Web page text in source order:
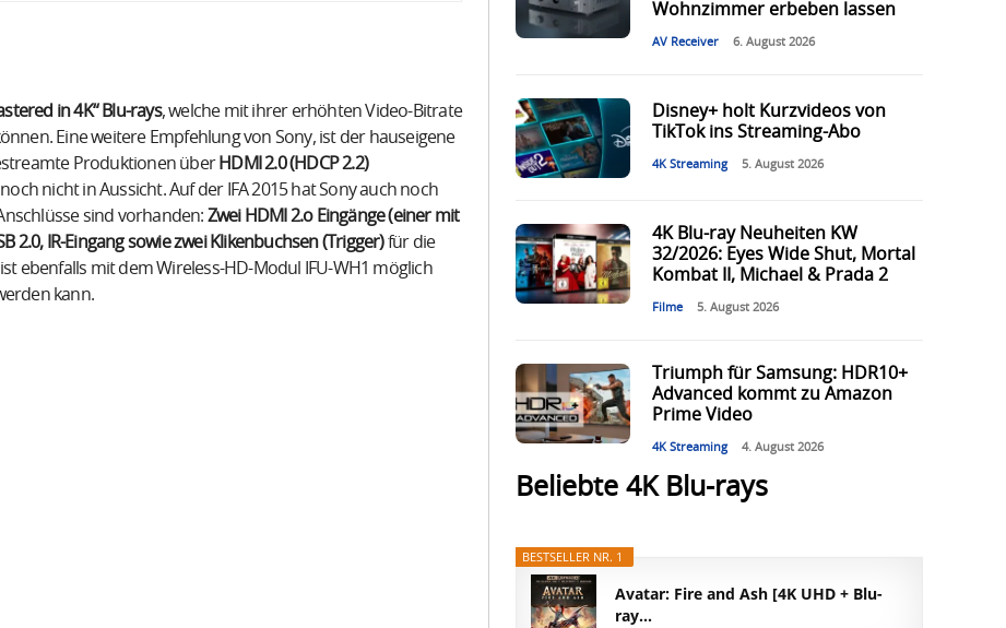
in 4K“ Blu-rays, welche mit ihrer erhöhten Video-Bitrate
Eine weitere Empfehlung von Sony, ist der hauseigene
Produktionen überHDMI 2.0 (HDCP 2.2)
nicht in Aussicht. Auf der IFA 2015 hat Sony auch noch
sind vorhanden: Zwei HDMI 2.o Eingänge (einer mit
2.0, IR-Eingang sowie zwei Klikenbuchsen (Trigger)für die
ebenfalls mit dem Wireless-HD-Modul IFU-WH1 möglich
kann.
Wohnzimmer erbeben lassen
AV Receiver 6. August 2026
Disney+ holt Kurzvideos von
TikTok ins Streaming-Abo
4K Streaming 5. August 2026
4K Blu-ray Neuheiten KW
32/2026: Eyes Wide Shut, Mortal
Kombat II, Michael & Prada 2
Filme 5. August 2026
Triumph für Samsung: HDR10+
Advanced kommt zu Amazon
Prime Video
4K Streaming 4. August 2026
Beliebte 4K Blu-rays
BESTSELLER NR. 1
Avatar: Fire and Ash [4K UHD + Blu-
ray...